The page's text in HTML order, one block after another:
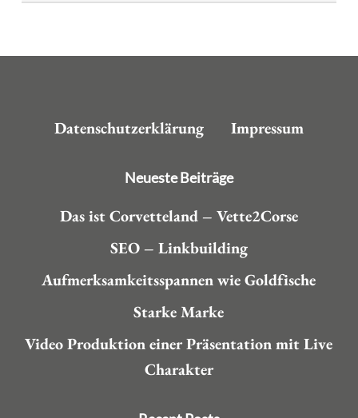
Datenschutzerklärung Impressum
Neueste Beiträge
Das ist Corvetteland – Vette2Corse
SEO – Linkbuilding
Aufmerksamkeitsspannen wie Goldfische
Starke Marke
Video Produktion einer Präsentation mit Live
Charakter